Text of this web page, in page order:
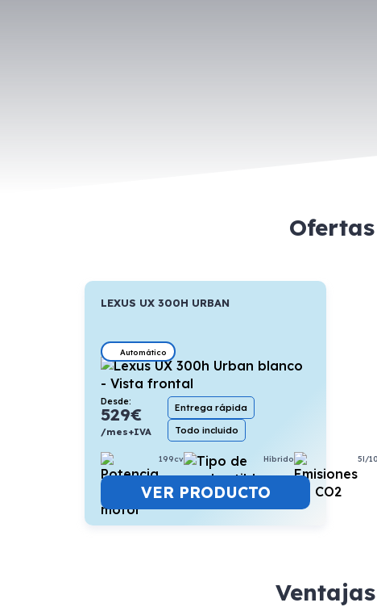
LEXUS UX 300H URBAN
Automático
Desde:
529€
/mes+IVA
Entrega rápida
Todo incluido
199cv Híbrido 5l/
VER PRODUCTO